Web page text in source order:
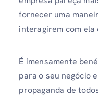
fornecer uma
interagirem com ela
É imensamente
para o seu negócio
propaganda de